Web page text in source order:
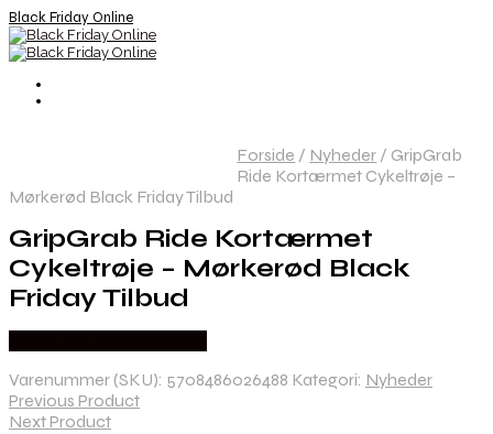
Black Friday Online
Forside / Nyheder / GripGrab
Ride Kortærmet Cykeltrøje –
Mørkerød Black Friday Tilbud
GripGrab Ride Kortærmet
Cykeltrøje – Mørkerød Black
Friday Tilbud
Varenummer (SKU): 5708486026488 Kategori: Nyheder
Previous Product
Next Product